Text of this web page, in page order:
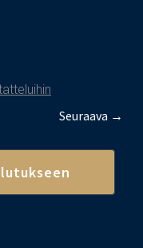
Seuraava →